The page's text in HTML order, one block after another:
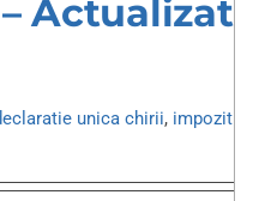
Actualizat
unica chirii, impozit